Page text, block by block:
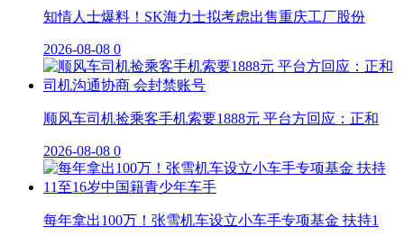
知情人士爆料！SK海力士拟考虑出售重庆工厂股份
2026-08-08 0
顺风车司机捡乘客手机索要1888元 平台方回应：正和
2026-08-08 0
每年拿出100万！张雪机车设立小车手专项基金 扶持1